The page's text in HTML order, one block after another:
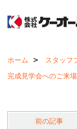
ホーム
スタッフ
完成見学会へのご来
前の記事